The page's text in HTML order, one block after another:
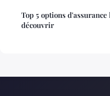
Top 5 options
découvrir